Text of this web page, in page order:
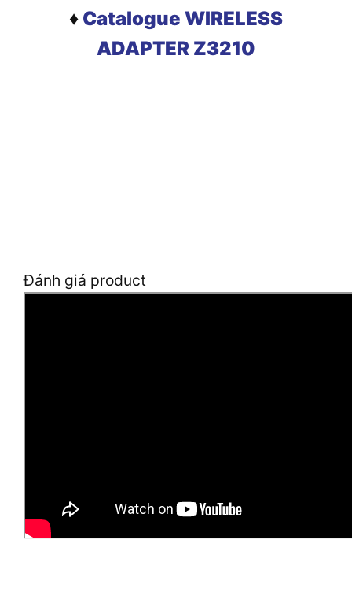
♦ Catalogue WIRELESS
ADAPTER Z3210
Đánh giá product